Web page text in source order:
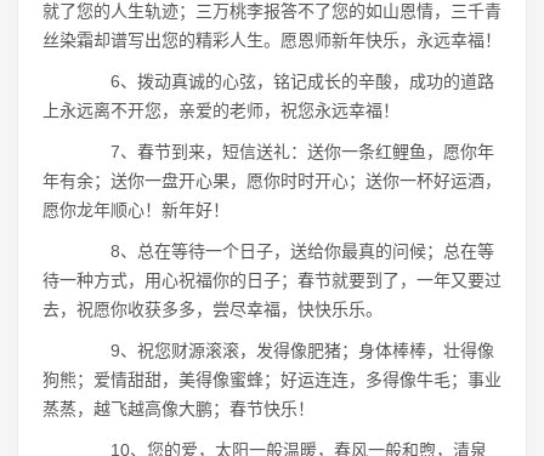
就了您的人生轨迹；三万桃李报答不了您的如山恩情，三千青
丝染霜却谱写出您的精彩人生。愿恩师新年快乐，永远幸福！
6、拨动真诚的心弦，铭记成长的辛酸，成功的道路
上永远离不开您，亲爱的老师，祝您永远幸福！
7、春节到来，短信送礼：送你一条红鲤鱼，愿你年
年有余；送你一盘开心果，愿你时时开心；送你一杯好运酒，
愿你龙年顺心！新年好！
8、总在等待一个日子，送给你最真的问候；总在等
待一种方式，用心祝福你的日子；春节就要到了，一年又要过
去，祝愿你收获多多，尝尽幸福，快快乐乐。
9、祝您财源滚滚，发得像肥猪；身体棒棒，壮得像
狗熊；爱情甜甜，美得像蜜蜂；好运连连，多得像牛毛；事业
蒸蒸，越飞越高像大鹏；春节快乐！
10、您的爱，太阳一般温暖，春风一般和煦，清泉